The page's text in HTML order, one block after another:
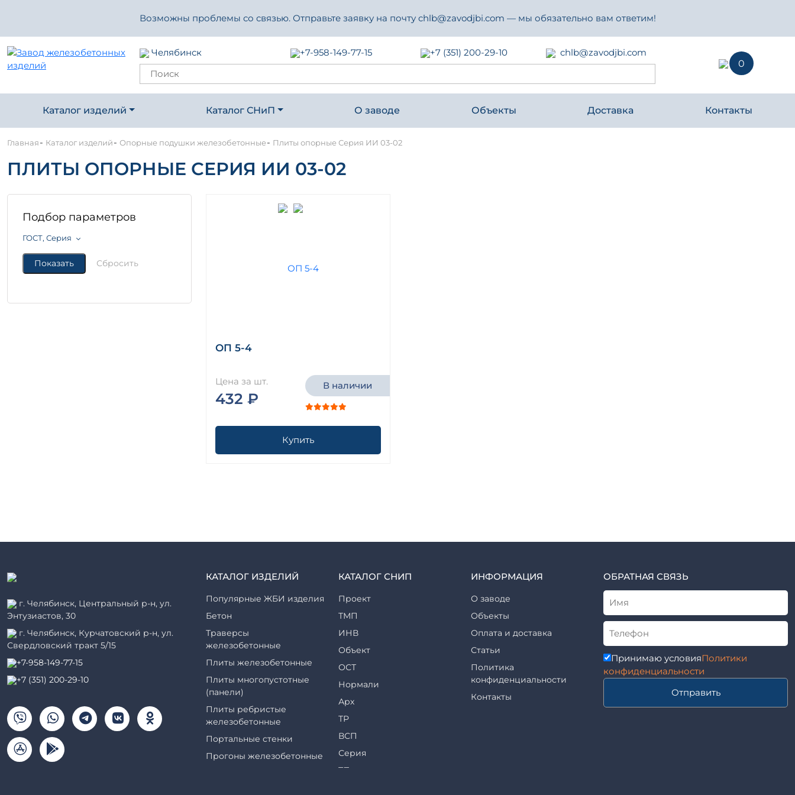
Возможны проблемы со связью. Отправьте заявку на почту chlb@zavodjbi.com — мы обязательно вам ответим!
Челябинск +7-958-149-77-15 +7 (351) 200-29-10
chlb@zavodjbi.com
0
Каталог изделий Каталог СНиП О заводе Объекты Доставка Контакты
Главная- Каталог изделий- Опорные подушки железобетонные- Плиты опорные Серия ИИ 03-02
ПЛИТЫ ОПОРНЫЕ СЕРИЯ ИИ 03-02
Подбор параметров
ГОСТ, Серия
ОП 5-4
Цена за шт.
432 ₽
В наличии
Купить
г. Челябинск, Центральный р-н, ул.
Энтузиастов, 30
г. Челябинск, Курчатовский р-н, ул.
Свердловский тракт 5/15
+7-958-149-77-15
+7 (351) 200-29-10
КАТАЛОГ ИЗДЕЛИЙ
Популярные ЖБИ изделия
Бетон
Траверсы
железобетонные
Плиты железобетонные
Плиты многопустотные
(панели)
Плиты ребристые
железобетонные
Портальные стенки
Прогоны железобетонные
КАТАЛОГ СНИП
Проект
ТМП
ИНВ
Объект
ОСТ
Нормали
Арх
ТР
ВСП
Серия
ТП
ИНФОРМАЦИЯ
О заводе
Объекты
Оплата и доставка
Статьи
Политика
конфиденциальности
Контакты
ОБРАТНАЯ СВЯЗЬ
Принимаю условияПолитики
конфиденциальности
Отправить